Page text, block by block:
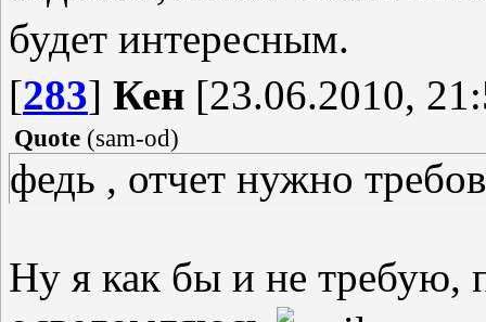
будет интересным.
[283] Кен [23.06.2010,
Quote (sam-od)
федь , отчет нужно
Ну я как бы и не требую,